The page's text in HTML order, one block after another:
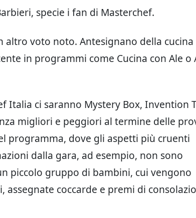
specie i fan di Masterchef.
altro voto noto. Antesignano della cucina
in programmi come Cucina con Ale o
Italia ci saranno Mystery Box, Invention
migliori e peggiori al termine delle
programma, dove gli aspetti più cruenti
dalla gara, ad esempio, non sono
piccolo gruppo di bambini, cui vengono
coccarde e premi di